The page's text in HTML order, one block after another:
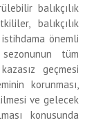
balıkçılık
balıkçılık
önemli
tüm
geçmesi
korunması,
ve gelecek
konusunda